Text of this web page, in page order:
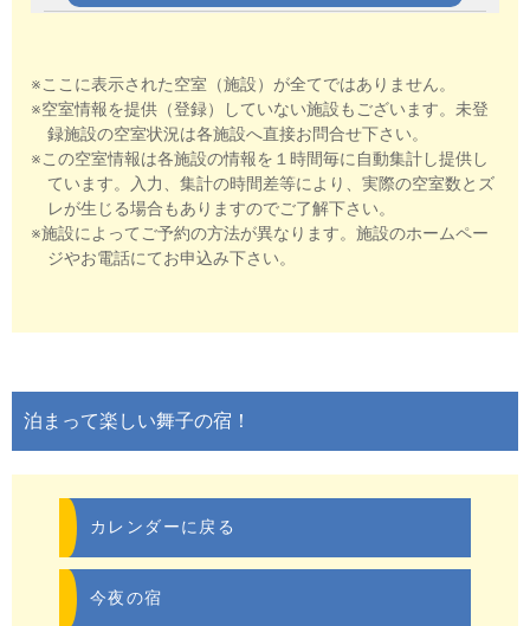
※ここに表示された空室（施設）が全てではありません。
※空室情報を提供（登録）していない施設もございます。未登
録施設の空室状況は各施設へ直接お問合せ下さい。
※この空室情報は各施設の情報を１時間毎に自動集計し提供し
ています。入力、集計の時間差等により、実際の空室数とズ
レが生じる場合もありますのでご了解下さい。
※施設によってご予約の方法が異なります。施設のホームペー
ジやお電話にてお申込み下さい。
泊まって楽しい舞子の宿！
カレンダーに戻る
今夜の宿